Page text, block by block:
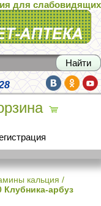
для слабовидящих
кальция /
арбуз